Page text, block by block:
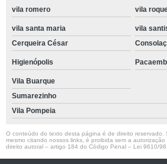
vila romero vila
vila santa maria
vila
Cerqueira César
Higienópolis
Vila Buarque
Sumarezinho
Vila Pompeia
O conteúdo do texto desta página é de direito reservado.
mesmo citando nossos links, é proibida sem a
direito autoral – artigo 184 do Código Penal – Lei 9610/